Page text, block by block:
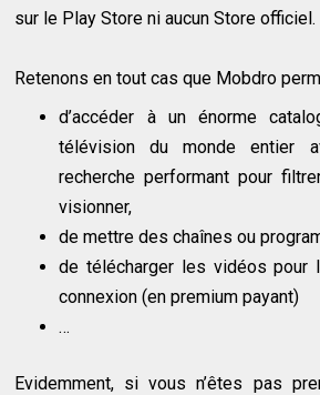
sur le Play Store ni aucun Store officiel.
Retenons en tout cas que Mobdro
d’accéder à un énorme
télévision du monde entier
recherche performant pour
visionner,
de mettre des chaînes ou
de télécharger les vidéos pour
connexion (en premium payant)
…
Evidemment, si vous n’êtes pas